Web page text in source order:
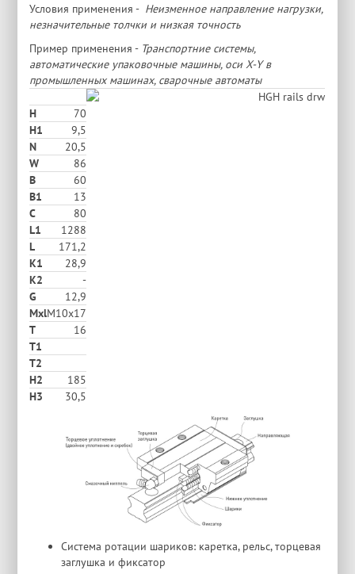
Условия применения - Неизменное направление нагрузки,
незначительные толчки и низкая точность
Пример применения - Транспортние системы,
автоматические упаковочные машины, оси X-Y в
промышленных машинах, сварочные автоматы
H
70
H1
9,5
N
20,5
W
86
В
60
B1
13
C
80
L1
1288
L
171,2
K1
28,9
K2
-
G
12,9
MxlM10x17
T
16
T1
T2
H2
185
Н3
30,5
Система ротации шариков: каретка, рельс, торцевая
заглушка и фиксатор